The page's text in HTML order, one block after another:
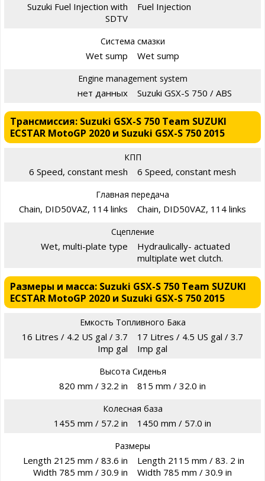
Suzuki Fuel Injection with
SDTV
Fuel Injection
Система смазки
Wet sump Wet sump
Engine management system
нет данных Suzuki GSX-S 750 / ABS
Трансмиссия: Suzuki GSX-S 750 Team SUZUKI
ECSTAR MotoGP 2020 и Suzuki GSX-S 750 2015
КПП
6 Speed, constant mesh 6 Speed, constant mesh
Главная передача
Chain, DID50VAZ, 114 links Chain, DID50VAZ, 114 links
Сцепление
Wet, multi-plate type
Hydraulically- actuated
multiplate wet clutch.
Размеры и масса: Suzuki GSX-S 750 Team SUZUKI
ECSTAR MotoGP 2020 и Suzuki GSX-S 750 2015
Емкость Топливного Бака
16 Litres / 4.2 US gal / 3.7
Imp gal
17 Litres / 4.5 US gal / 3.7
Imp gal
Высота Сиденья
820 mm / 32.2 in 815 mm / 32.0 in
Колесная база
1455 mm / 57.2 in 1450 mm / 57.0 in
Размеры
Length 2125 mm / 83.6 in
Width 785 mm / 30.9 in
Length 2115 mm / 83. 2 in
Width 785 mm / 30.9 in